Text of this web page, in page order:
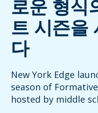
로운 형식
트 시즌을
다
New York Edge
season of
hosted by middle